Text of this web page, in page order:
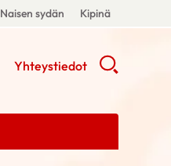
Naisen sydän Kipinä
Yhteystiedot